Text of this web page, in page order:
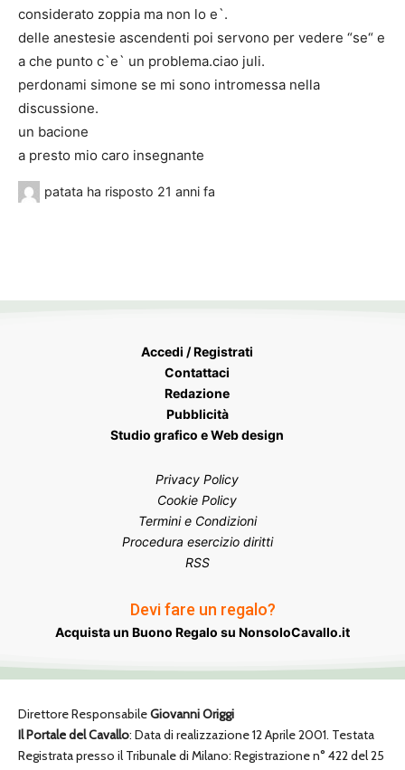
considerato zoppia ma non lo e`.
delle anestesie ascendenti poi servono per vedere “se“ e
a che punto c`e` un problema.ciao juli.
perdonami simone se mi sono intromessa nella
discussione.
un bacione
a presto mio caro insegnante
patata ha risposto 21 anni fa
Accedi / Registrati
Contattaci
Redazione
Pubblicità
Studio grafico e Web design
Privacy Policy
Cookie Policy
Termini e Condizioni
Procedura esercizio diritti
RSS
Devi fare un regalo?
Acquista un Buono Regalo su NonsoloCavallo.it
Direttore ResponsabileGiovanni Origgi
Il Portale del Cavallo: Data di realizzazione 12 Aprile 2001. Testata
Registrata presso il Tribunale di Milano: Registrazione n° 422 del 25